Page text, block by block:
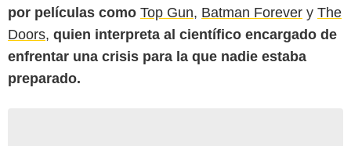
por películas como Top Gun, Batman Forever y The
Doors, quien interpreta al científico encargado de
enfrentar una crisis para la que nadie estaba
preparado.